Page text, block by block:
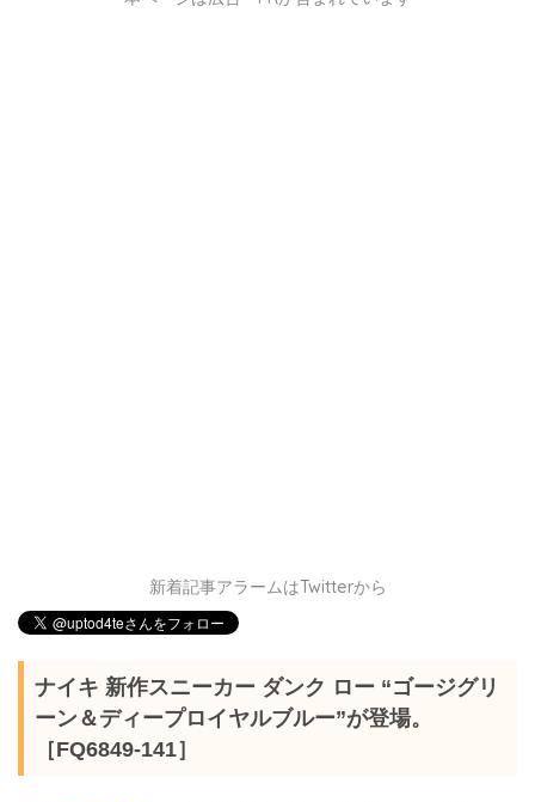
新着記事アラームはTwitterから
ナイキ 新作スニーカー ダンク ロー “ゴージグリ
ーン＆ディープロイヤルブルー”が登場。
［FQ6849-141］